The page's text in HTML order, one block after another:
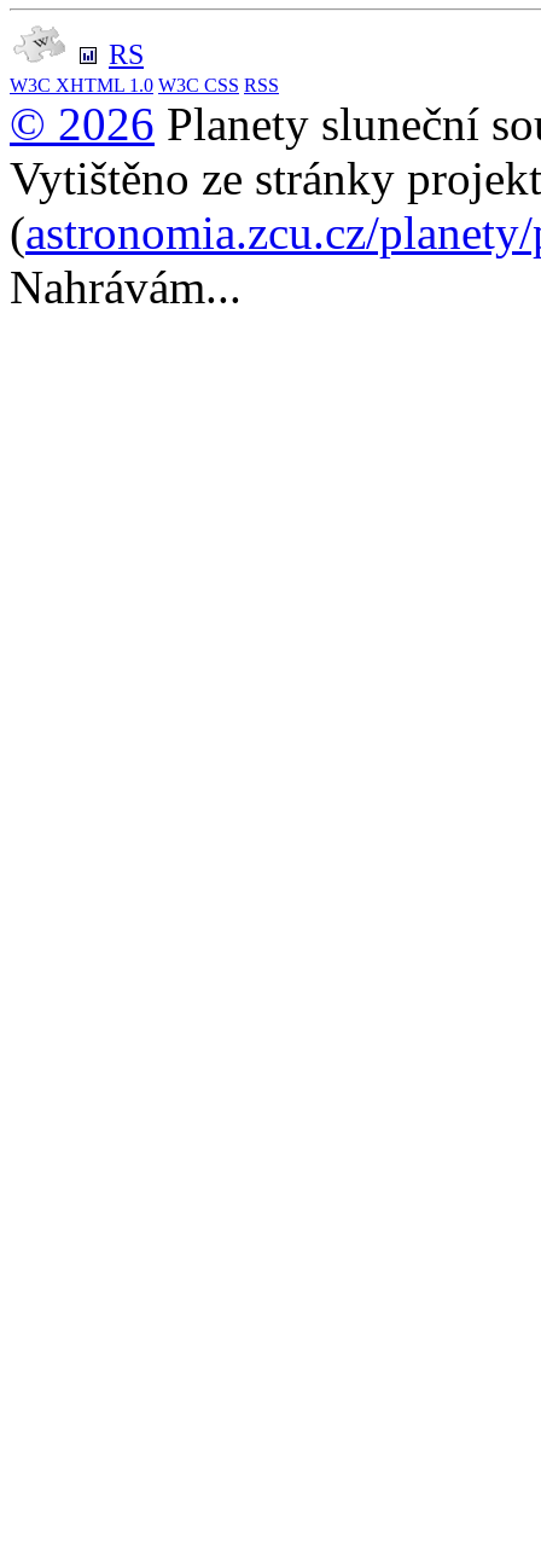
RS
W3C XHTML 1.0 W3C CSS RSS
© 2026 Planety sluneční
Vytištěno ze stránky
(astronomia.zcu.cz/
Nahrávám...